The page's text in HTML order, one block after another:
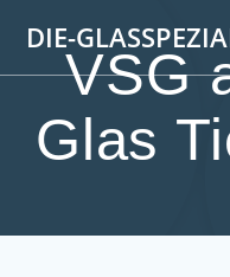
DIE-
VSG
Glas